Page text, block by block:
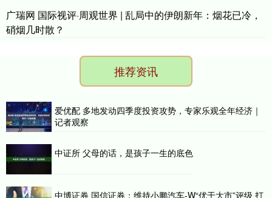
广瑞网 国际视评·周观世界 | 乱局中的伊朗新年：烟花已冷，
硝烟几时散？
推荐资讯
爱优配 多地发动四季度投资攻势，专家乐观全年经济｜
记者观察
中证所 父母的话，是孩子一生的底色
中博证券 国信证券：维持小鹏汽车-W“优于大市”评级 打